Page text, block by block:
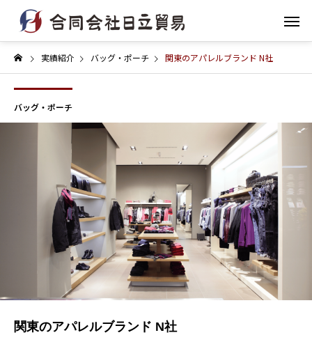
実績紹介 バッグ・ポーチ 関東のアパレルブランド N社
バッグ・ポーチ
関東のアパレルブランド N社